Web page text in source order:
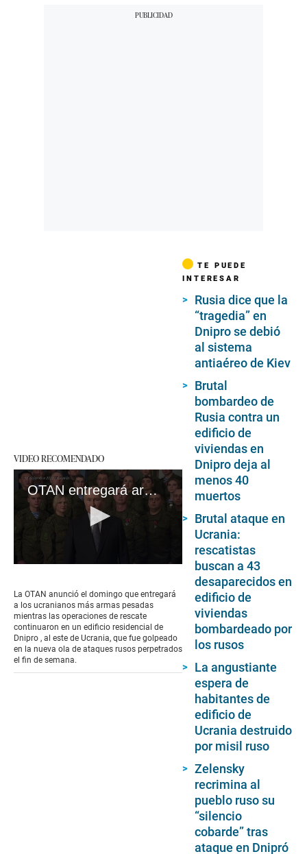
VIDEO RECOMENDADO
OTAN entregará armas pesadas a Ucrania que busca sobrevivientes civiles en edificio
of
2
minutes,
13
seconds
La OTAN anunció el domingo que entregará
a los ucranianos más armas pesadas
mientras las operaciones de rescate
continuaron en un edificio residencial de
Dnipro , al este de Ucrania, que fue golpeado
en la nueva ola de ataques rusos perpetrados
el fin de semana.
TE PUEDE
INTERESAR
Rusia dice que la
“tragedia” en
Dnipro se debió
al sistema
antiaéreo de Kiev
Brutal
bombardeo de
Rusia contra un
edificio de
viviendas en
Dnipro deja al
menos 40
muertos
Brutal ataque en
Ucrania:
rescatistas
buscan a 43
desaparecidos en
edificio de
viviendas
bombardeado por
los rusos
La angustiante
espera de
habitantes de
edificio de
Ucrania destruido
por misil ruso
Zelensky
recrimina al
pueblo ruso su
“silencio
cobarde” tras
ataque en Dnipró